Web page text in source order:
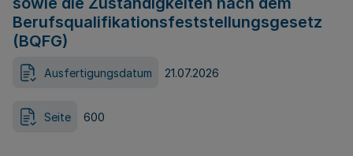
Berufsqualifikationsfeststellungsgesetz
(BQFG)
Ausfertigungsdatum 21.07.2026
Seite 600